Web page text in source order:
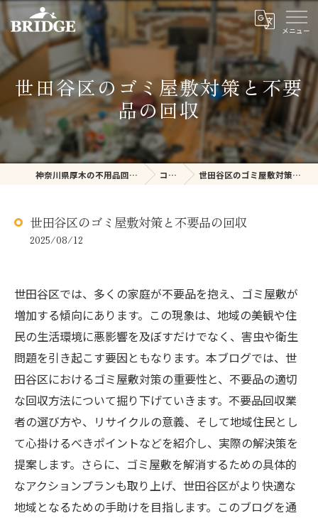
世田谷区のゴミ屋敷対策と不要
品の回収
神奈川県厚木の不用品回収ならBRIDGE コラム 世田谷区のゴミ屋敷対策と不要品の回収
世田谷区のゴミ屋敷対策と不要品の回収
2025/08/12
世田谷区では、多くの家庭が不要品を抱え、ゴミ屋敷が
増加する傾向にあります。この現象は、地域の美観や住
民の生活環境に悪影響を及ぼすだけでなく、害虫や衛生
問題を引き起こす要因ともなります。本ブログでは、世
田谷区におけるゴミ屋敷対策の重要性と、不要品の適切
な回収方法について掘り下げていきます。不要品回収業
者の選び方や、リサイクルの意義、そして地域住民とし
て心掛けるべきポイントなどを紹介し、実際の解決策を
提案します。さらに、ゴミ屋敷を解消するための具体的
なアクションプランも取り上げ、世田谷区がより快適な
地域となるための手助けを目指します。このブログを通